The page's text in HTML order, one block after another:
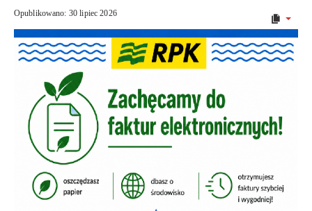
Opublikowano: 30 lipiec 2026